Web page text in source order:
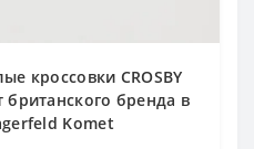
кроссовки CROSBY
британского бренда в
Komet